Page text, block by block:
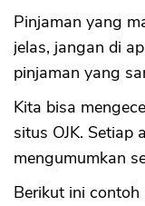
Pinjaman yang
jelas, jangan di
pinjaman yang
Kita bisa
situs OJK. Setiap
mengumumkan
Berikut ini